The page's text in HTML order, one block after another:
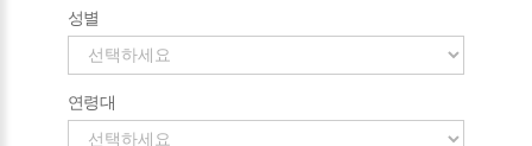
성별
연령대